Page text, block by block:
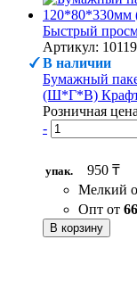
Быстрый
Артикул:
В наличии
Бумажный
(Ш*Г*В) Крафт
Розничная
-
упак.
950 ₸
Мелкий
Опт от 66
В корзину